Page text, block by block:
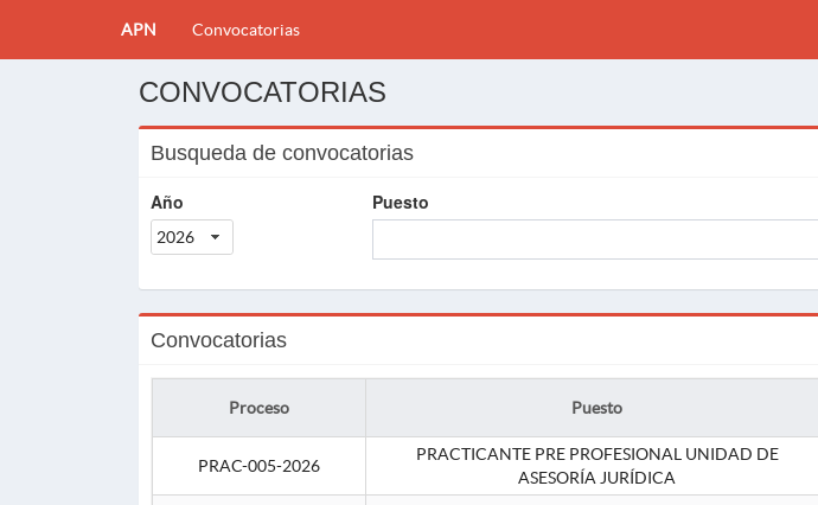
APN Convocatorias
CONVOCATORIAS
Busqueda de convocatorias
Año
2026
Puesto
Convocatorias
Proceso Puesto
PRAC-005-2026
PRACTICANTE PRE PROFESIONAL UNIDAD DE
ASESORÍA JURÍDICA